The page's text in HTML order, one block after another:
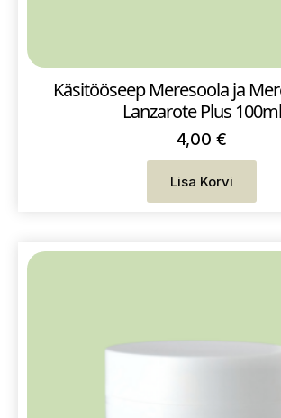
Käsitööseep Meresoola ja
Lanzarote Plus 100ml
4,00 €
Lisa Korvi